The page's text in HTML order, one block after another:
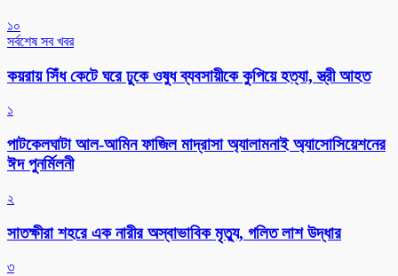
১০
সর্বশেষ সব খবর
কয়রায় সিঁধ কেটে ঘরে ঢুকে ওষুধ ব্যবসায়ীকে কুপিয়ে হত্যা, স্ত্রী আহত
১
পাটকেলঘাটা আল-আমিন ফাজিল মাদ্রাসা অ্যালামনাই অ্যাসোসিয়েশনের
ঈদ পুনর্মিলনী
২
সাতক্ষীরা শহরে এক নারীর অস্বাভাবিক মৃত্যু, গলিত লাশ উদ্ধার
৩